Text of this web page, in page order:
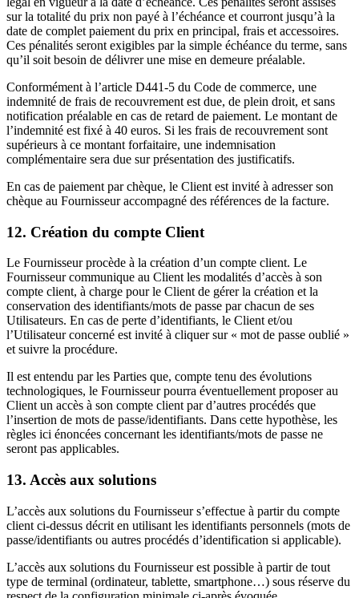
sur la totalité du prix non payé à l’échéance et courront jusqu’à la
date de complet paiement du prix en principal, frais et accessoires.
Ces pénalités seront exigibles par la simple échéance du terme, sans
qu’il soit besoin de délivrer une mise en demeure préalable.
Conformément à l’article D441-5 du Code de commerce, une
indemnité de frais de recouvrement est due, de plein droit, et sans
notification préalable en cas de retard de paiement. Le montant de
l’indemnité est fixé à 40 euros. Si les frais de recouvrement sont
supérieurs à ce montant forfaitaire, une indemnisation
complémentaire sera due sur présentation des justificatifs.
En cas de paiement par chèque, le Client est invité à adresser son
chèque au Fournisseur accompagné des références de la facture.
12. Création du compte Client
Le Fournisseur procède à la création d’un compte client. Le
Fournisseur communique au Client les modalités d’accès à son
compte client, à charge pour le Client de gérer la création et la
conservation des identifiants/mots de passe par chacun de ses
Utilisateurs. En cas de perte d’identifiants, le Client et/ou
l’Utilisateur concerné est invité à cliquer sur « mot de passe oublié »
et suivre la procédure.
Il est entendu par les Parties que, compte tenu des évolutions
technologiques, le Fournisseur pourra éventuellement proposer au
Client un accès à son compte client par d’autres procédés que
l’insertion de mots de passe/identifiants. Dans cette hypothèse, les
règles ici énoncées concernant les identifiants/mots de passe ne
seront pas applicables.
13. Accès aux solutions
L’accès aux solutions du Fournisseur s’effectue à partir du compte
client ci-dessus décrit en utilisant les identifiants personnels (mots de
passe/identifiants ou autres procédés d’identification si applicable).
L’accès aux solutions du Fournisseur est possible à partir de tout
type de terminal (ordinateur, tablette, smartphone…) sous réserve du